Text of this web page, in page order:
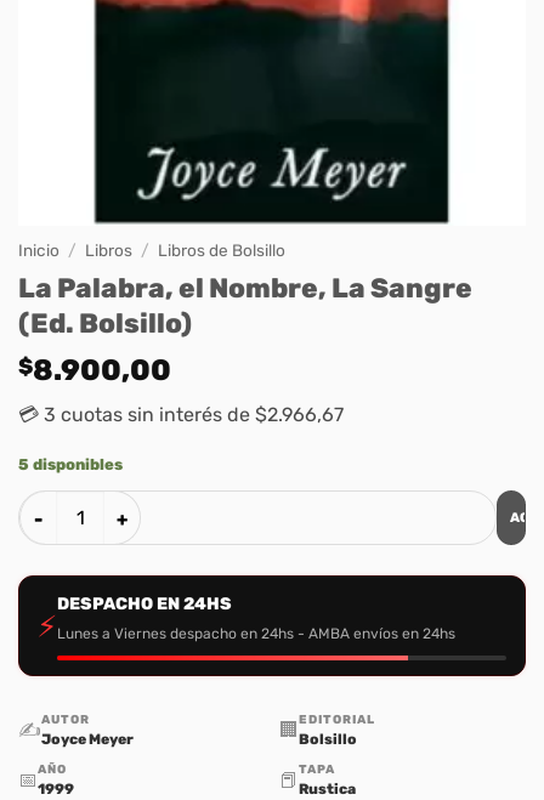
Inicio / Libros / Libros de Bolsillo
La Palabra, el Nombre, La Sangre
(Ed. Bolsillo)
$8.900,00
💳 3 cuotas sin interés de $2.966,67
5 disponibles
La Palabra, el Nombre, La Sangre (Ed. Bolsillo) cantidad
⚡
DESPACHO EN 24HS
Lunes a Viernes despacho en 24hs - AMBA envíos en 24hs
✍️AUTOR
Joyce Meyer 🏢 EDITORIAL
Bolsillo
📅AÑO
1999 📕 TAPA
Rustica